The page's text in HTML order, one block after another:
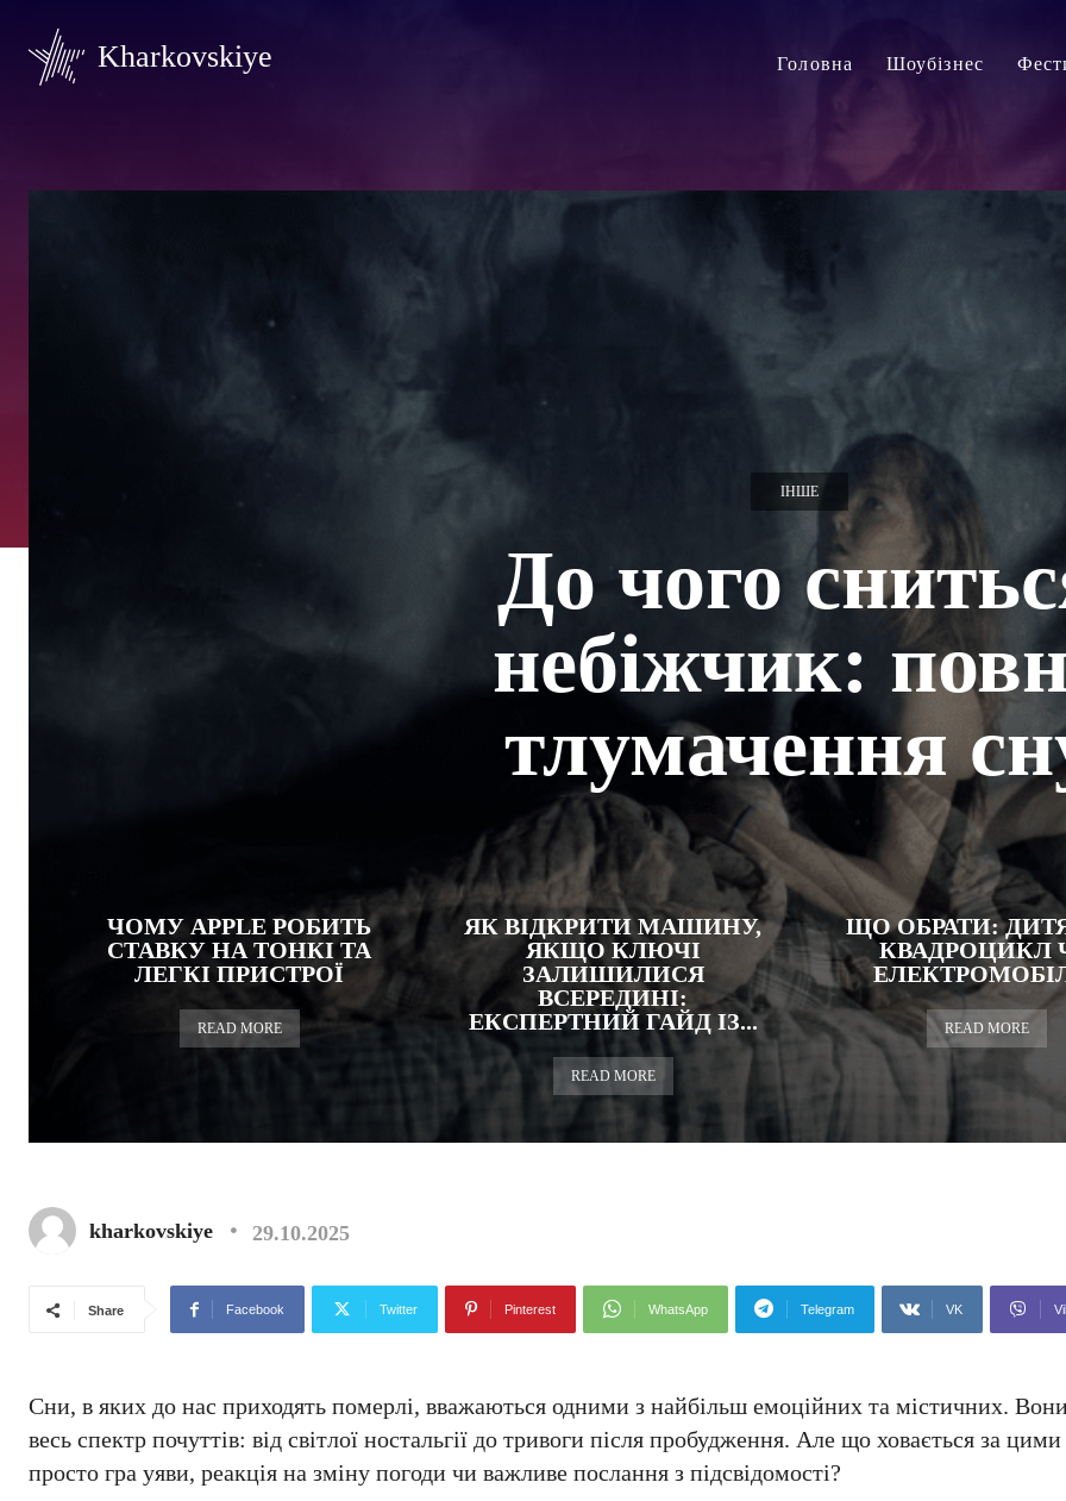
Kharkovskiye Головна Шоубізнес
ІНШЕ
До чого
небіжчик:
тлумачення
ЧОМУ APPLE РОБИТЬ
СТАВКУ НА ТОНКІ ТА
ЛЕГКІ ПРИСТРОЇ
READ MORE
ЯК ВІДКРИТИ МАШИНУ,
ЯКЩО КЛЮЧІ
ЗАЛИШИЛИСЯ
ВСЕРЕДИНІ:
ЕКСПЕРТНИЙ ГАЙД ІЗ...
READ MORE
ЩО ОБРАТИ:
КВАДРОЦИКЛ
READ MORE
kharkovskiye 29.10.2025
Share Facebook Twitter Pinterest WhatsApp Telegram VK
Сни, в яких до нас приходять померлі, вважаються одними з найбільш емоційних та містичних.
весь спектр почуттів: від світлої ностальгії до тривоги після пробудження. Але що ховається за
просто гра уяви, реакція на зміну погоди чи важливе послання з підсвідомості?